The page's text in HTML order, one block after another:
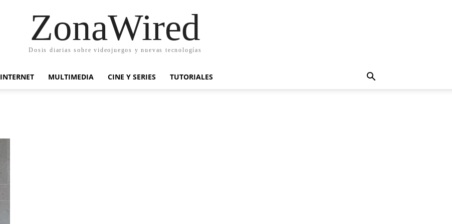
ZonaWired
Dosis diarias sobre videojuegos y nuevas tecnologías
INTERNET MULTIMEDIA CINE Y SERIES TUTORIALES